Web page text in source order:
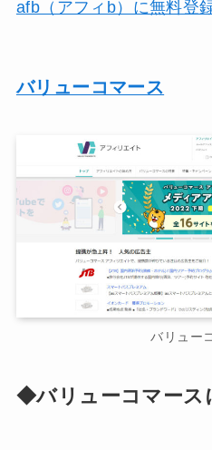
afb（アフィb）に無料
バリューコマース
バリュー
◆バリューコマース